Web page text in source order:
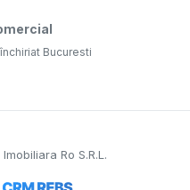
Bucuresti
Ro S.R.L.